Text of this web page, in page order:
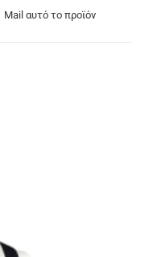
Mail αυτό το προϊόν